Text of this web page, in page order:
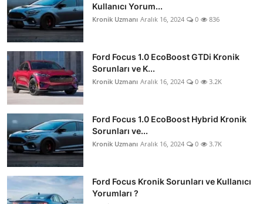
Kullanıcı Yorum...
Kronik Uzmanı Aralık 16, 2024 0 836
Ford Focus 1.0 EcoBoost GTDi Kronik
Sorunları ve K...
Kronik Uzmanı Aralık 16, 2024 0 3.2K
Ford Focus 1.0 EcoBoost Hybrid Kronik
Sorunları ve...
Kronik Uzmanı Aralık 16, 2024 0 3.7K
Ford Focus Kronik Sorunları ve Kullanıcı
Yorumları ?